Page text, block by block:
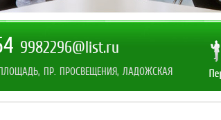
9982296@list.ru
ПР. ПРОСВЕЩЕНИЯ, ЛАДОЖСКАЯ